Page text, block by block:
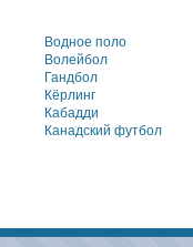
Водное поло
Волейбол
Гандбол
Кёрлинг
Кабадди
Канадский футбол